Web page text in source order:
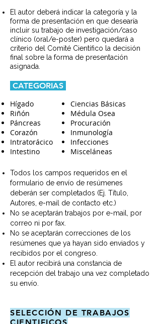
El autor deberá indicar la categoría y la
forma de presentación en que desearía
incluir su trabajo de investigación/caso
clínico (oral/e-poster) pero quedará a
criterio del Comité Científico la decisión
final sobre la forma de presentación
asignada.
CATEGORIAS
Todos los campos requeridos en el
formulario de envío de resúmenes
deberán ser completados (Ej. Título,
Autores, e-mail de contacto etc.)
No se aceptarán trabajos por e-mail, por
correo ni por fax.
No se aceptarán correcciones de los
resúmenes que ya hayan sido enviados y
recibidos por el congreso.
El autor recibirá una constancia de
recepción del trabajo una vez completado
su envío.
Hígado
Riñón
Páncreas
Corazón
Intratorácico
Intestino
Ciencias Básicas
Médula Osea
Procuración
Inmunología
Infecciones
Misceláneas
SELECCIÓN DE TRABAJOS